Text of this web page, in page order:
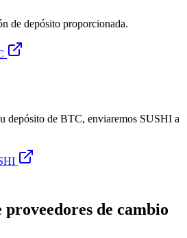
de depósito proporcionada.
depósito de BTC, enviaremos SUSHI a
de cambio